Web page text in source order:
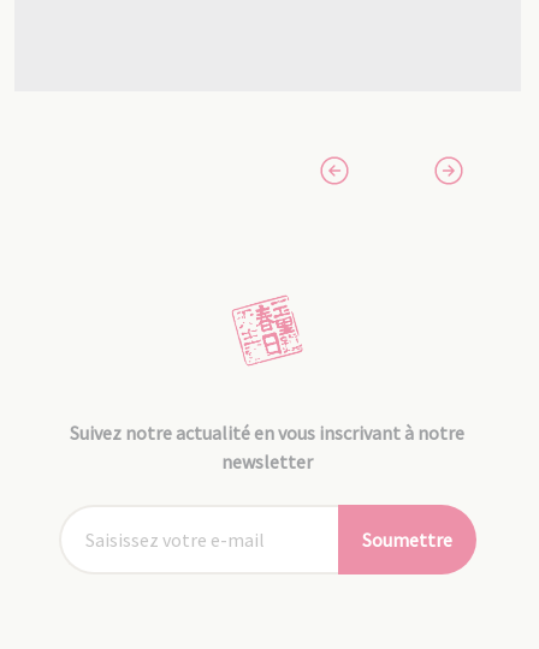
Suivez notre actualité en vous inscrivant à notre
newsletter
Soumettre